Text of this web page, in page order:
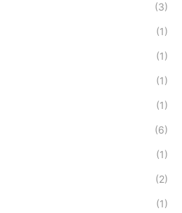
(3)
(1)
(1)
(1)
(1)
(6)
(1)
(2)
(1)